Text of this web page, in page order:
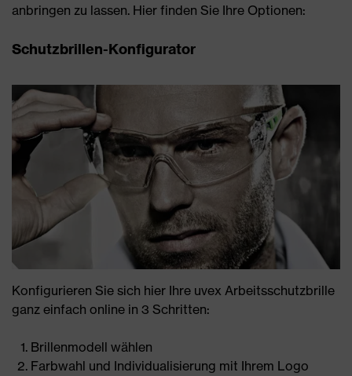
anbringen zu lassen. Hier finden Sie Ihre Optionen:
Schutzbrillen-Konfigurator
Konfigurieren Sie sich hier Ihre uvex Arbeitsschutzbrille
ganz einfach online in 3 Schritten:
Brillenmodell wählen
Farbwahl und Individualisierung mit Ihrem Logo